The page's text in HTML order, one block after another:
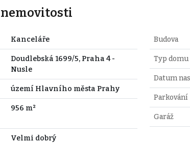
nemovitosti
Kanceláře
Doudlebská 1699/5, Praha 4 -
Nusle
území Hlavního města Prahy
956 m²
Velmi dobrý
Budova
Typ domu
Datum
Parkování
Garáž